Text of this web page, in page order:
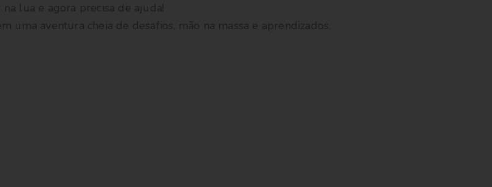
lua e agora precisa de ajuda!
uma aventura cheia de desafios, mão na massa e aprendizados.